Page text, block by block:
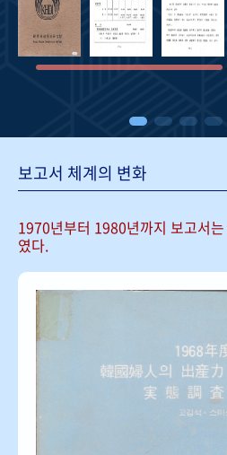
보고서 체계의 변화
1970년부터 1980년까지 보고서는
였다.